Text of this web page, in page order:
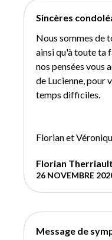
Sincères
Nous sommes de
ainsi qu'à toute ta
nos pensées vous
de Lucienne, pour
temps difficiles.
Florian et
Florian
26 NOVEMBRE
Message de